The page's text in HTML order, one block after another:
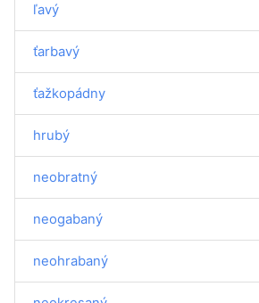
ľavý
ťarbavý
ťažkopádny
hrubý
neobratný
neogabaný
neohrabaný